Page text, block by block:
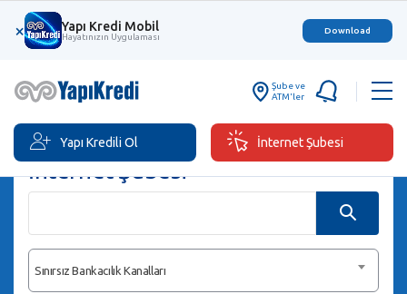
× Yapı Kredi Mobil
Hayatınızın Uygulaması
Download
Şube ve
ATM'ler
Yapı Kredili Ol İnternet Şubesi
İnternet Şubesi
Sınırsız Bankacılık Kanalları